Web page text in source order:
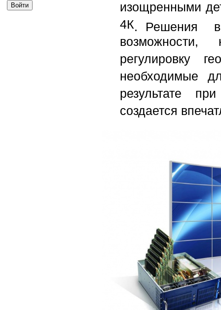
изощренными
4К. Решения
регулировку
необходимые
результате
создается